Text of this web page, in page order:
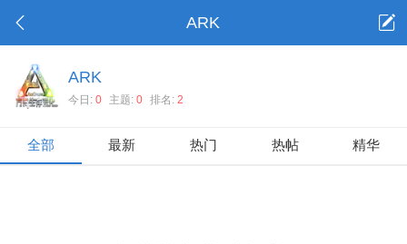
ARK
ARK
今日: 0 主题: 0 排名: 2
全部 最新 热门 热帖 精华